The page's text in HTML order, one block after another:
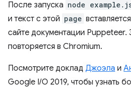
После запуска node
и текст с этой page
сайте документации Puppeteer.
повторяется в Chromium.
Посмотрите доклад Джоэла и
Google I/O 2019, чтобы узнать